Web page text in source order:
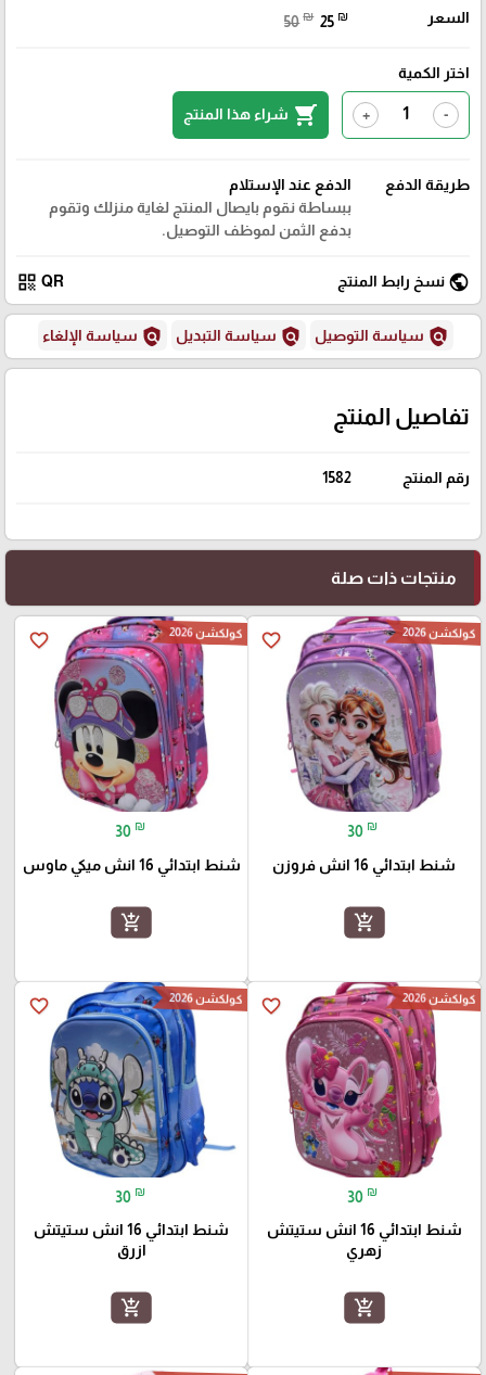
السعر 50 ₪ 25 ₪
اختر الكمية
-
+
shopping_cart شراء هذا المنتج
طريقة الدفع
الدفع عند الإستلام
ببساطة نقوم بايصال المنتج لغاية منزلك وتقوم
بدفع الثمن لموظف التوصيل.
public نسخ رابط المنتج QR
qr_code
policy سياسة التوصيل policy سياسة التبديل policy سياسة الإلغاء
تفاصيل المنتج
رقم المنتج 1582
منتجات ذات صلة
favorite_border كولكشن 2026
30 ₪
شنط ابتدائي 16 انش فروزن
add_shopping_cart
favorite_border كولكشن 2026
30 ₪
شنط ابتدائي 16 انش ميكي ماوس
add_shopping_cart
favorite_border كولكشن 2026
30 ₪
شنط ابتدائي 16 انش ستيتش
زهري
add_shopping_cart
favorite_border كولكشن 2026
30 ₪
شنط ابتدائي 16 انش ستيتش
ازرق
add_shopping_cart